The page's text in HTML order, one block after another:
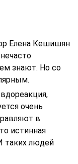
Елена Кешишян
знают. Но со
очень
в
истинная
таких людей